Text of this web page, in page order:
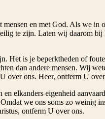
en met God. Als we in
te zijn. Laten wij daarom
Het is je beperktheden of
dan andere mensen. Wij
over ons. Heer, ontferm U
elkanders eigenheid
we ons soms zo weinig
ontferm U over ons.